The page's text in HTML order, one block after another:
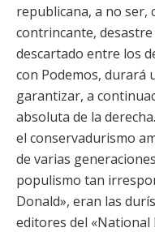
republicana, a no ser,
contrincante,
descartado entre los
con Podemos, durará
garantizar, a
absoluta de la
el conservadurismo
de varias
populismo tan
Donald», eran las
editores del «National